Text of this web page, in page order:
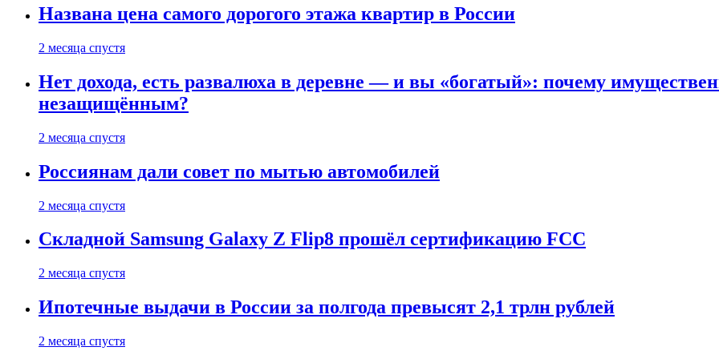
Названа цена самого дорогого этажа квартир в России
2 месяца спустя
Нет дохода, есть развалюха в деревне — и вы «богатый»: почему
незащищённым?
2 месяца спустя
Россиянам дали совет по мытью автомобилей
2 месяца спустя
Складной Samsung Galaxy Z Flip8 прошёл сертификацию FCC
2 месяца спустя
Ипотечные выдачи в России за полгода превысят 2,1 трлн рублей
2 месяца спустя